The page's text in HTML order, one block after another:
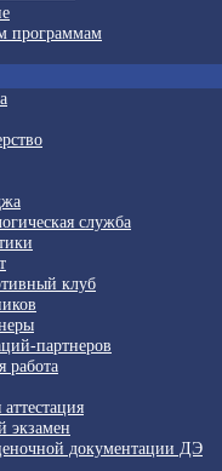
программам
служба
клуб
партнеров
работа
экзамен
документации ДЭ